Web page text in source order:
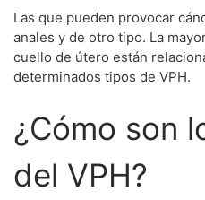
Las que pueden provocar
anales y de otro tipo. La
cuello de útero están
determinados tipos de VPH.
¿Cómo son
del VPH?